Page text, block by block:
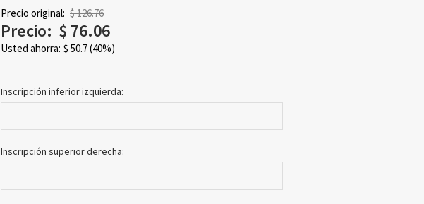
Precio original: $ 126.76
Precio: $ 76.06
Usted ahorra: $ 50.7(40%)
Inscripción inferior izquierda:
Inscripción superior derecha: